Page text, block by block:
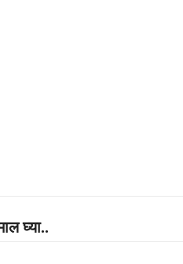
घ्या..